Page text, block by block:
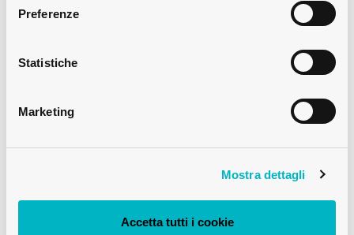
Preferenze
Statistiche
Marketing
Mostra dettagli
Accetta tutti i cookie